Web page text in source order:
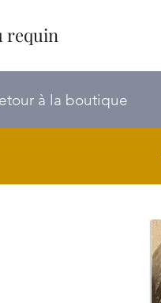
requin
à la boutique